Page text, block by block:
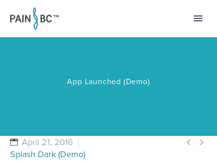
App Launched (Demo)
 
April 21, 2016
Splash Dark (Demo)